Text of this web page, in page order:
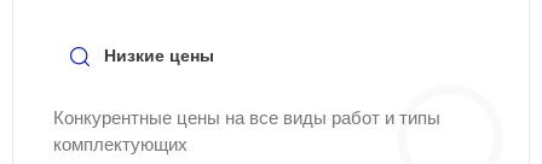
Низкие цены
Конкурентные цены на все виды работ и типы
комплектующих